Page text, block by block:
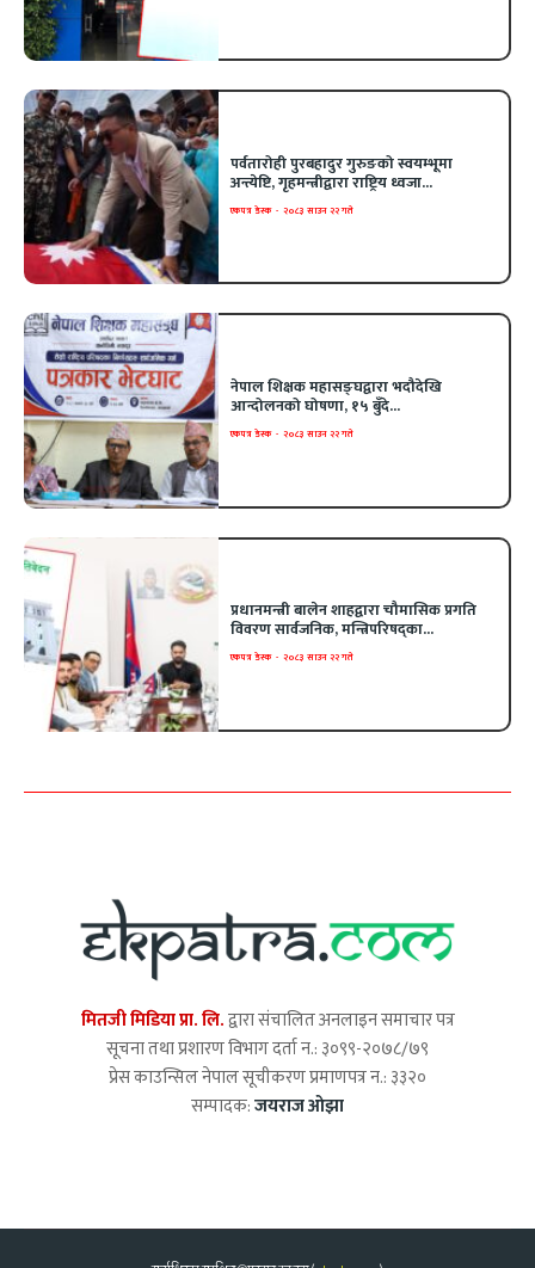
पर्वतारोही पुरबहादुर गुरुङको स्वयम्भूमा
अन्त्येष्टि, गृहमन्त्रीद्वारा राष्ट्रिय ध्वजा...
एकपत्र डेस्क - २०८३ साउन २२ गते
नेपाल शिक्षक महासङ्घद्वारा भदौदेखि
आन्दोलनको घोषणा, १५ बुँदे...
एकपत्र डेस्क - २०८३ साउन २२ गते
प्रधानमन्त्री बालेन शाहद्वारा चौमासिक प्रगति
विवरण सार्वजनिक, मन्त्रिपरिषद्का...
एकपत्र डेस्क - २०८३ साउन २२ गते
मितजी मिडिया प्रा. लि.द्वारा संचालित अनलाइन समाचार पत्र
सूचना तथा प्रशारण विभाग दर्ता न.: ३०९९-२०७८/७९
प्रेस काउन्सिल नेपाल सूचीकरण प्रमाणपत्र न.: ३३२०
सम्पादक:जयराज ओझा